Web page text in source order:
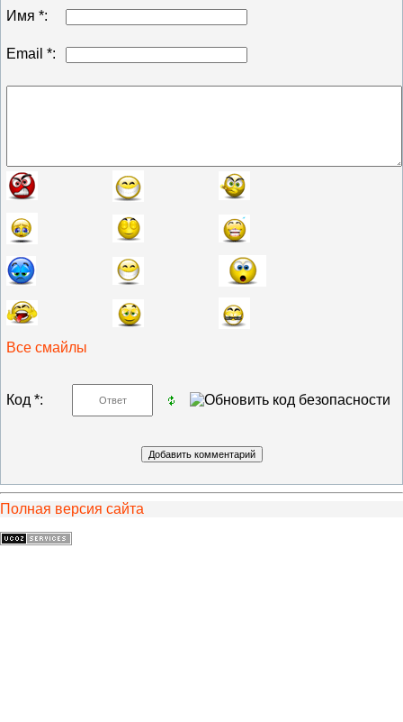
Имя *:
Email *:
Все смайлы
Код *:
Полная версия сайта